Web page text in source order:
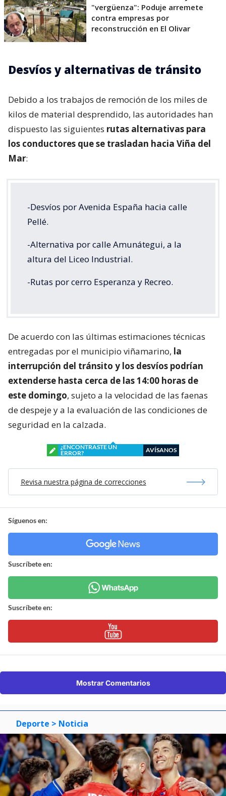
"vergüenza": Poduje arremete
contra empresas por
reconstrucción en El Olivar
Desvíos y alternativas de tránsito
Debido a los trabajos de remoción de los miles de
kilos de material desprendido, las autoridades han
dispuesto las siguientes rutas alternativas para
los conductores que se trasladan hacia Viña del
Mar:
-Desvíos por Avenida España hacia calle
Pellé.
-Alternativa por calle Amunátegui, a la
altura del Liceo Industrial.
-Rutas por cerro Esperanza y Recreo.
De acuerdo con las últimas estimaciones técnicas
entregadas por el municipio viñamarino, la
interrupción del tránsito y los desvíos podrían
extenderse hasta cerca de las 14:00 horas de
este domingo, sujeto a la velocidad de las faenas
de despeje y a la evaluación de las condiciones de
seguridad en la calzada.
¿ENCONTRASTE UN
ERROR?
AVÍSANOS
Revisa nuestra página de correcciones
Síguenos en:
Suscríbete en:
Suscríbete en:
Mostrar Comentarios
Deporte > Noticia